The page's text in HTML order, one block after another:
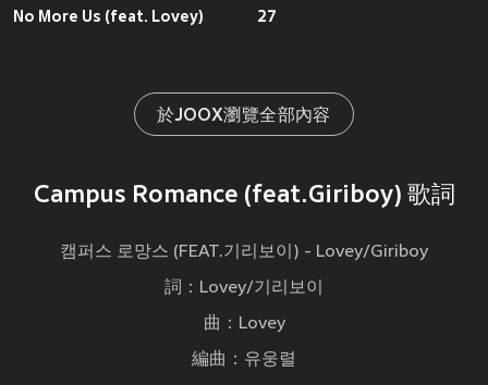
No More Us (feat. Lovey) 27
於JOOX瀏覽全部內容
Campus Romance (feat.Giriboy) 歌詞
캠퍼스 로망스 (FEAT.기리보이) - Lovey/Giriboy
詞：Lovey/기리보이
曲：Lovey
編曲：유웅렬